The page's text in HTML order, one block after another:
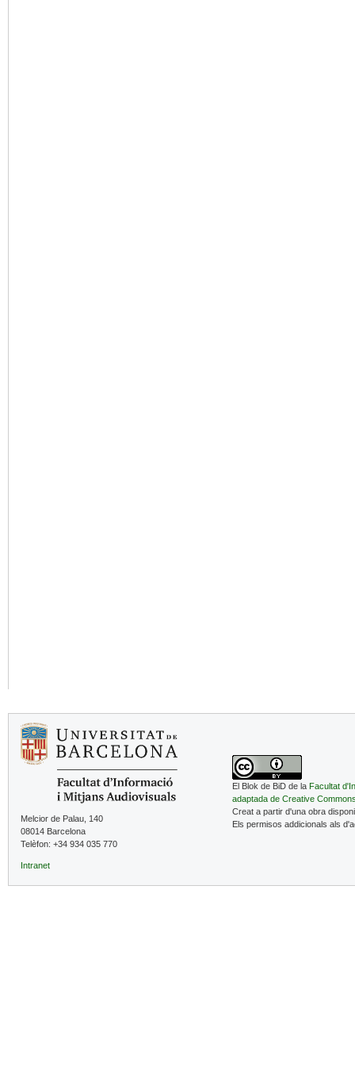
Melcior de Palau, 140
08014 Barcelona
Telèfon: +34 934 035 770
Intranet
El Blok de BiD de la Facultat
adaptada de Creative
Creat a partir d'una obra
Els permisos addicionals als